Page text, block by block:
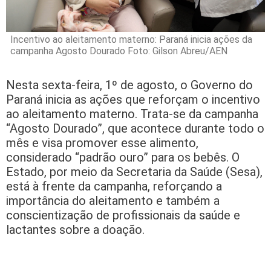
Incentivo ao aleitamento materno: Paraná inicia ações da
campanha Agosto Dourado Foto: Gilson Abreu/AEN
Nesta sexta-feira, 1º de agosto, o Governo do
Paraná inicia as ações que reforçam o incentivo
ao aleitamento materno. Trata-se da campanha
“Agosto Dourado”, que acontece durante todo o
mês e visa promover esse alimento,
considerado “padrão ouro” para os bebês. O
Estado, por meio da Secretaria da Saúde (Sesa),
está à frente da campanha, reforçando a
importância do aleitamento e também a
conscientização de profissionais da saúde e
lactantes sobre a doação.